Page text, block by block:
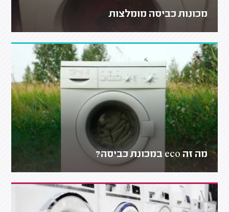
מכונות כביסה מומלצות
מה זה eco במכונת כביסה?